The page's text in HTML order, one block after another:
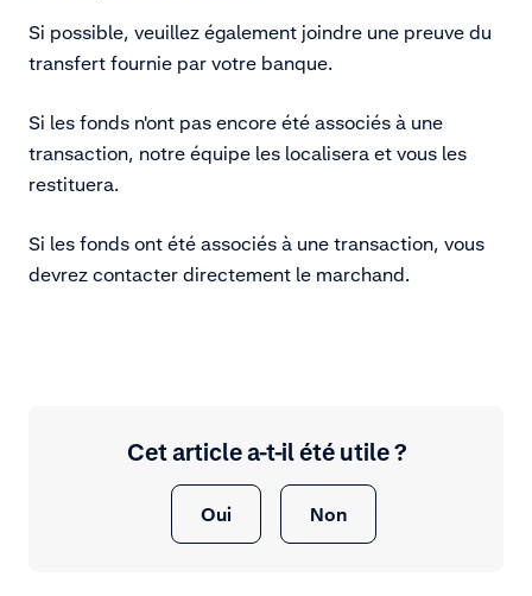
Si possible, veuillez également joindre une preuve du
transfert fournie par votre banque.
Si les fonds n'ont pas encore été associés à une
transaction, notre équipe les localisera et vous les
restituera.
Si les fonds ont été associés à une transaction, vous
devrez contacter directement le marchand.
Cet article a-t-il été utile ?
Oui Non